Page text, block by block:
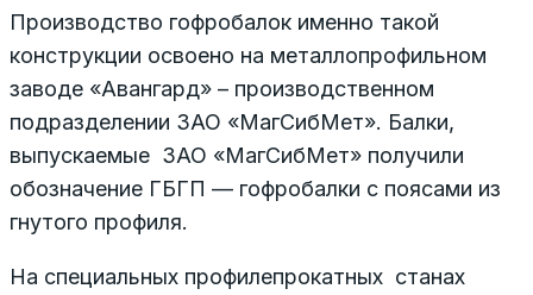
Производство гофробалок именно такой
конструкции освоено на металлопрофильном
заводе «Авангард» – производственном
подразделении ЗАО «МагСибМет». Балки,
выпускаемые ЗАО «МагСибМет» получили
обозначение ГБГП — гофробалки с поясами из
гнутого профиля.
На специальных профилепрокатных станах